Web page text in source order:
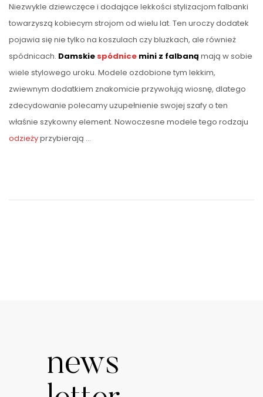
Niezwykle dziewczęce i dodające lekkości stylizacjom falbanki
towarzyszą kobiecym strojom od wielu lat. Ten uroczy dodatek
pojawia się nie tylko na koszulach czy bluzkach, ale również
spódnicach. Damskie spódnice mini z falbaną mają w sobie
wiele stylowego uroku. Modele ozdobione tym lekkim,
zwiewnym dodatkiem znakomicie przywołują wiosnę, dlatego
zdecydowanie polecamy uzupełnienie swojej szafy o ten
właśnie szykowny element. Nowoczesne modele tego rodzaju
odzieżyprzybierają …
news